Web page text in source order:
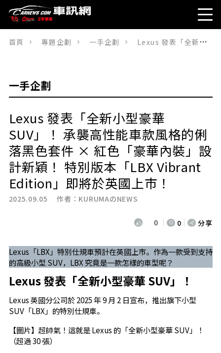
首頁 專題企劃 一手企劃 Lexus 發表「全新小型豪華 SUV」！ 承襲高性能車款風格的俐落黑色套件 × 紅色「豪華內裝」設計新穎！ 特別版本「LBX Vibrant Edition」即將於英國上市！
一手企劃
Lexus 發表「全新小型豪華
SUV」！ 承襲高性能車款風格的俐
落黑色套件 × 紅色「豪華內裝」設
計新穎！ 特別版本「LBX Vibrant
Edition」即將於英國上市！
2025.09.05 作者： KURUMAのNEWS
0 0 分享
Lexus「LBX」特別仕規車預計在英國上市。作為一款受到支持
的高級小型 SUV，LBX 究竟是一款怎樣的車型呢？
Lexus 發表「全新小型豪華 SUV」！
Lexus 英國分公司於 2025 年 9 月 2 日宣布，推出旗下小型
SUV「LBX」的特別仕規車。
【圖片】超帥氣！這就是 Lexus 的「全新小型豪華 SUV」！
（超過 30 張）